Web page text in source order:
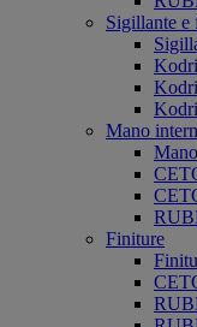
Sigillante e
Mano
Finiture